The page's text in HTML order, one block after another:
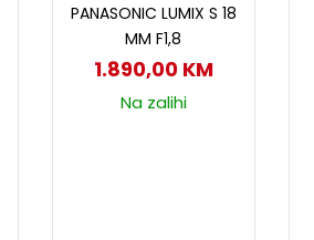
PANASONIC LUMIX S 18
MM F1,8
1.890,00 KM
Na zalihi